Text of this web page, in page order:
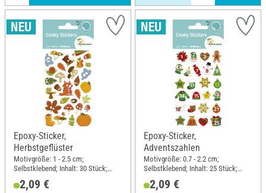
Epoxy-Sticker,
Herbstgeflüster
Motivgröße: 1 - 2.5 cm;
Selbstklebend; Inhalt: 30 Stück;
Länge: 12 cm; Breite: 7.5 cm;
Material: Kunstharz
2,09 €
Epoxy-Sticker,
Adventszahlen
Motivgröße: 0.7 - 2.2 cm;
Selbstklebend; Inhalt: 25 Stück;
Länge: 12 cm; Breite: 7.5 cm;
Material: Kunstharz
2,09 €